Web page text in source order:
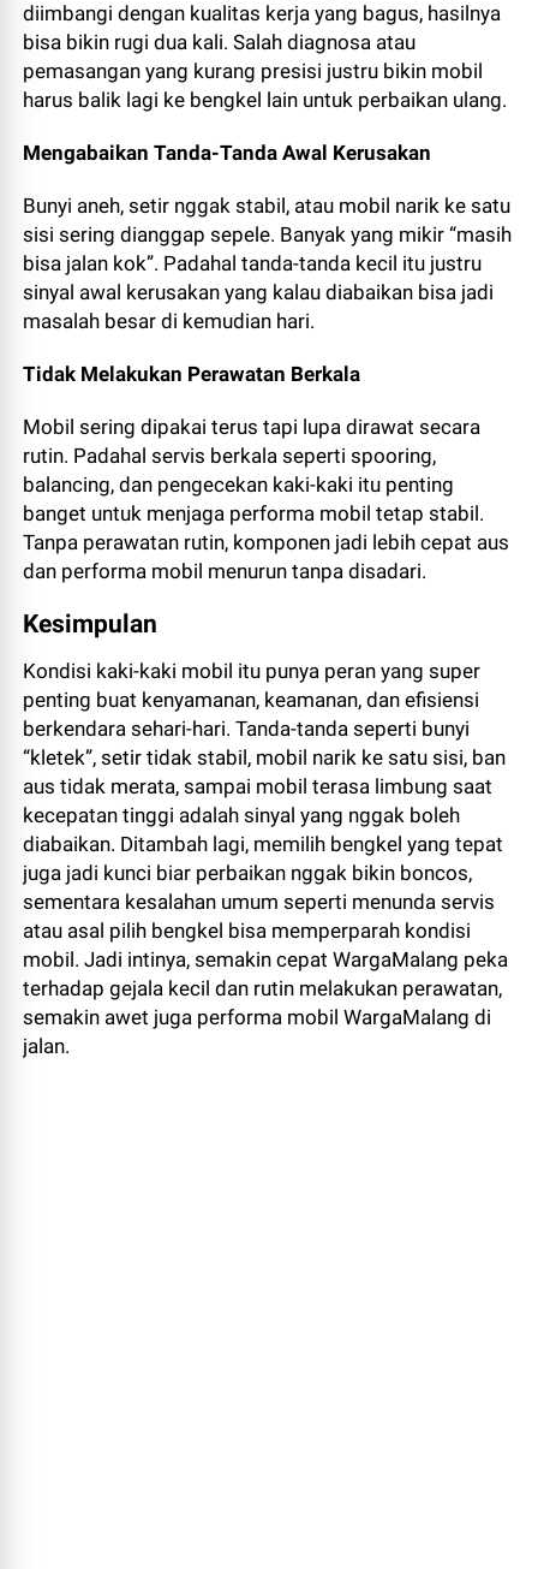
diimbangi dengan kualitas kerja yang bagus, hasilnya
bisa bikin rugi dua kali. Salah diagnosa atau
pemasangan yang kurang presisi justru bikin mobil
harus balik lagi ke bengkel lain untuk perbaikan ulang.
Mengabaikan Tanda-Tanda Awal Kerusakan
Bunyi aneh, setir nggak stabil, atau mobil narik ke satu
sisi sering dianggap sepele. Banyak yang mikir “masih
bisa jalan kok”. Padahal tanda-tanda kecil itu justru
sinyal awal kerusakan yang kalau diabaikan bisa jadi
masalah besar di kemudian hari.
Tidak Melakukan Perawatan Berkala
Mobil sering dipakai terus tapi lupa dirawat secara
rutin. Padahal servis berkala seperti spooring,
balancing, dan pengecekan kaki-kaki itu penting
banget untuk menjaga performa mobil tetap stabil.
Tanpa perawatan rutin, komponen jadi lebih cepat aus
dan performa mobil menurun tanpa disadari.
Kesimpulan
Kondisi kaki-kaki mobil itu punya peran yang super
penting buat kenyamanan, keamanan, dan efisiensi
berkendara sehari-hari. Tanda-tanda seperti bunyi
“kletek”, setir tidak stabil, mobil narik ke satu sisi, ban
aus tidak merata, sampai mobil terasa limbung saat
kecepatan tinggi adalah sinyal yang nggak boleh
diabaikan. Ditambah lagi, memilih bengkel yang tepat
juga jadi kunci biar perbaikan nggak bikin boncos,
sementara kesalahan umum seperti menunda servis
atau asal pilih bengkel bisa memperparah kondisi
mobil. Jadi intinya, semakin cepat WargaMalang peka
terhadap gejala kecil dan rutin melakukan perawatan,
semakin awet juga performa mobil WargaMalang di
jalan.